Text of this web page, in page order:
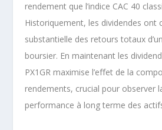
rendement que l’indice CAC 40
Historiquement, les dividendes ont
substantielle des retours totaux
boursier. En maintenant les
PX1GR maximise l’effet de la
rendements, crucial pour observer
performance à long terme des